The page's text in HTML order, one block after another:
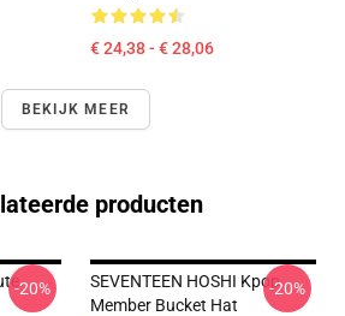
€ 24,38 - € 28,06
BEKIJK MEER
producten
-20%
SEVENTEEN HOSHI Kpop
Member Bucket Hat
-20%